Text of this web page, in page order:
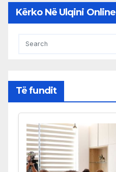
Kërko Në Ulqini Online
Të fundit